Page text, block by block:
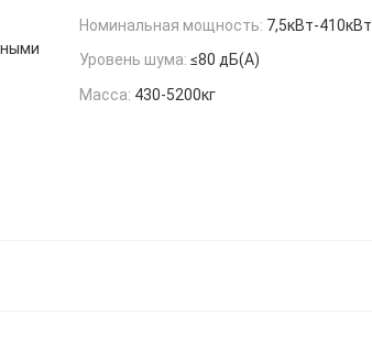
Номинальная мощность: 7,5кВт-410кВт
Уровень шума: ≤80 дБ(А)
Масса: 430-5200кг